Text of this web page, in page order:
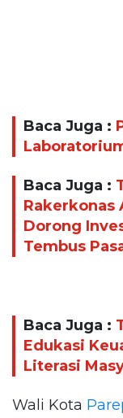
Baca Juga :
Baca Juga :
Rakerkonas
Dorong
Tembus
Baca Juga :
Edukasi
Literasi
Wali Kota